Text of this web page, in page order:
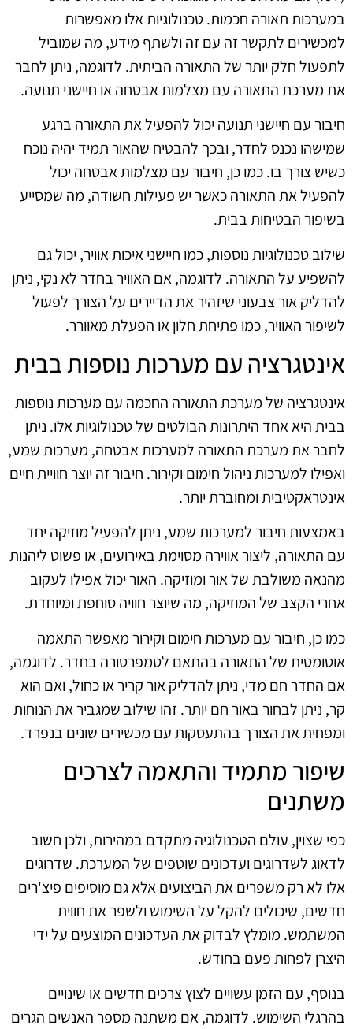
במערכות תאורה חכמות. טכנולוגיות אלו מאפשרות
למכשירים לתקשר זה עם זה ולשתף מידע, מה שמוביל
לתפעול חלק יותר של התאורה הביתית. לדוגמה, ניתן לחבר
את מערכת התאורה עם מצלמות אבטחה או חיישני תנועה.
חיבור עם חיישני תנועה יכול להפעיל את התאורה ברגע
שמישהו נכנס לחדר, ובכך להבטיח שהאור תמיד יהיה נוכח
כשיש צורך בו. כמו כן, חיבור עם מצלמות אבטחה יכול
להפעיל את התאורה כאשר יש פעילות חשודה, מה שמסייע
בשיפור הבטיחות בבית.
שילוב טכנולוגיות נוספות, כמו חיישני איכות אוויר, יכול גם
להשפיע על התאורה. לדוגמה, אם האוויר בחדר לא נקי, ניתן
להדליק אור צבעוני שיזהיר את הדיירים על הצורך לפעול
לשיפור האוויר, כמו פתיחת חלון או הפעלת מאוורר.
אינטגרציה עם מערכות נוספות בבית
אינטגרציה של מערכת התאורה החכמה עם מערכות נוספות
בבית היא אחד היתרונות הבולטים של טכנולוגיות אלו. ניתן
לחבר את מערכת התאורה למערכות אבטחה, מערכות שמע,
ואפילו למערכות ניהול חימום וקירור. חיבור זה יוצר חוויית חיים
אינטראקטיבית ומחוברת יותר.
באמצעות חיבור למערכות שמע, ניתן להפעיל מוזיקה יחד
עם התאורה, ליצור אווירה מסוימת באירועים, או פשוט ליהנות
מהנאה משולבת של אור ומוזיקה. האור יכול אפילו לעקוב
אחרי הקצב של המוזיקה, מה שיוצר חוויה סוחפת ומיוחדת.
כמו כן, חיבור עם מערכות חימום וקירור מאפשר התאמה
אוטומטית של התאורה בהתאם לטמפרטורה בחדר. לדוגמה,
אם החדר חם מדי, ניתן להדליק אור קריר או כחול, ואם הוא
קר, ניתן לבחור באור חם יותר. זהו שילוב שמגביר את הנוחות
ומפחית את הצורך בהתעסקות עם מכשירים שונים בנפרד.
שיפור מתמיד והתאמה לצרכים
משתנים
כפי שצוין, עולם הטכנולוגיה מתקדם במהירות, ולכן חשוב
לדאוג לשדרוגים ועדכונים שוטפים של המערכת. שדרוגים
אלו לא רק משפרים את הביצועים אלא גם מוסיפים פיצ'רים
חדשים, שיכולים להקל על השימוש ולשפר את חווית
המשתמש. מומלץ לבדוק את העדכונים המוצעים על ידי
היצרן לפחות פעם בחודש.
בנוסף, עם הזמן עשויים לצוץ צרכים חדשים או שינויים
בהרגלי השימוש. לדוגמה, אם משתנה מספר האנשים הגרים